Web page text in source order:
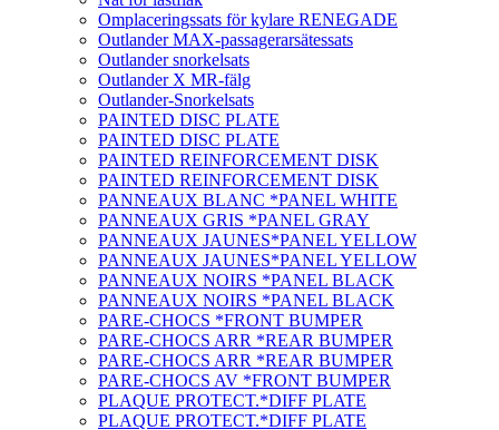
Omplaceringssats för kylare RENEGADE
Outlander MAX-passagerarsätessats
Outlander snorkelsats
Outlander X MR-fälg
Outlander-Snorkelsats
PAINTED DISC PLATE
PAINTED DISC PLATE
PAINTED REINFORCEMENT DISK
PAINTED REINFORCEMENT DISK
PANNEAUX BLANC *PANEL WHITE
PANNEAUX GRIS *PANEL GRAY
PANNEAUX JAUNES*PANEL YELLOW
PANNEAUX JAUNES*PANEL YELLOW
PANNEAUX NOIRS *PANEL BLACK
PANNEAUX NOIRS *PANEL BLACK
PARE-CHOCS *FRONT BUMPER
PARE-CHOCS ARR *REAR BUMPER
PARE-CHOCS ARR *REAR BUMPER
PARE-CHOCS AV *FRONT BUMPER
PLAQUE PROTECT.*DIFF PLATE
PLAQUE PROTECT.*DIFF PLATE